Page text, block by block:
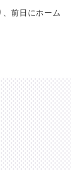
前日にホーム